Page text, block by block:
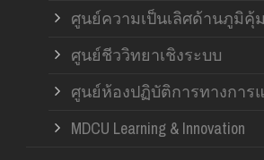
ศูนย์ความเป็นเลิศด้านภูมิคุ้
ศูนย์ชีววิทยาเชิงระบบ
ศูนย์ห้องปฏิบัติการทางการ
MDCU Learning & Innovation